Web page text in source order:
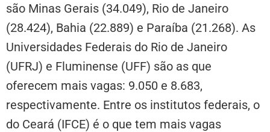
são Minas Gerais (34.049), Rio de Janeiro
(28.424), Bahia (22.889) e Paraíba (21.268). As
Universidades Federais do Rio de Janeiro
(UFRJ) e Fluminense (UFF) são as que
oferecem mais vagas: 9.050 e 8.683,
respectivamente. Entre os institutos federais, o
do Ceará (IFCE) é o que tem mais vagas